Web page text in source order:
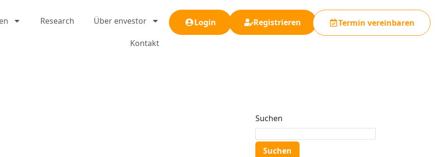
Research Über envestor
Kontakt
Login Registrieren Termin vereinbaren
Suchen
Suchen